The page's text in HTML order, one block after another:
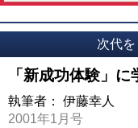
次代
「新成功体験」に
執筆者： 伊藤幸人
2001年1月号